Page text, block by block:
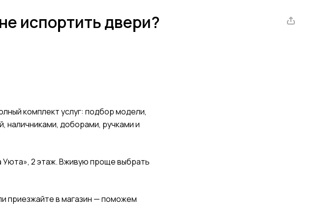
испортить двери?
комплект услуг: подбор модели,
наличниками, доборами, ручками и
Уюта», 2 этаж. Вживую проще выбрать
приезжайте в магазин — поможем